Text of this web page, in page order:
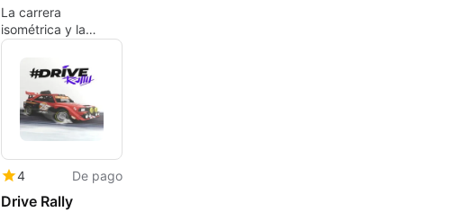
La carrera
isométrica y la
acción chocan en un
desafío urbano
desordenado
4 De pago
Drive Rally